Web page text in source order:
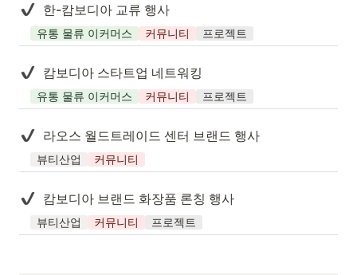
한-캄보디아 교류 행사
유통 물류 이커머스 커뮤니티 프로젝트
캄보디아 스타트업 네트워킹
유통 물류 이커머스 커뮤니티 프로젝트
라오스 월드트레이드 센터 브랜드 행사
뷰티산업 커뮤니티
캄보디아 브랜드 화장품 론칭 행사
뷰티산업 커뮤니티 프로젝트